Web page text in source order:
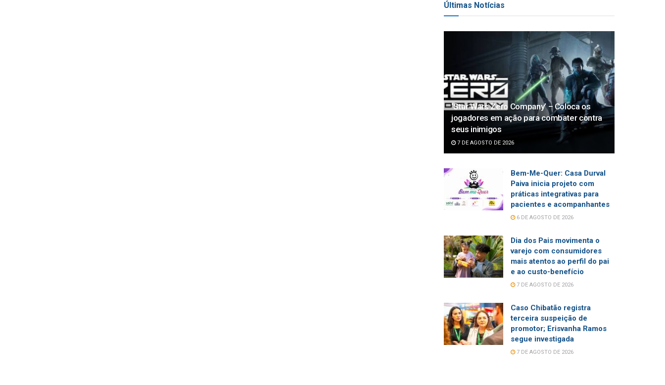
Últimas Notícias
‘Star Wars Zero Company’ – Coloca os
jogadores em ação para combater contra
seus inimigos
7 DE AGOSTO DE 2026
Bem-Me-Quer: Casa Durval
Paiva inicia projeto com
práticas integrativas para
pacientes e acompanhantes
6 DE AGOSTO DE 2026
Dia dos Pais movimenta o
varejo com consumidores
mais atentos ao perfil do pai
e ao custo-benefício
7 DE AGOSTO DE 2026
Caso Chibatão registra
terceira suspeição de
promotor; Erisvanha Ramos
segue investigada
7 DE AGOSTO DE 2026